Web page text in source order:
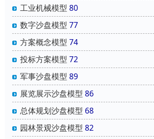
工业机械模型 80
数字沙盘模型 77
方案概念模型 74
投标方案模型 72
军事沙盘模型 89
展览展示沙盘模型 86
总体规划沙盘模型 68
园林景观沙盘模型 82